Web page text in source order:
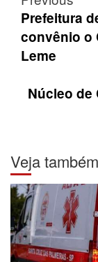
Prefeitura
convênio o
Leme
Núcleo de
Veja também